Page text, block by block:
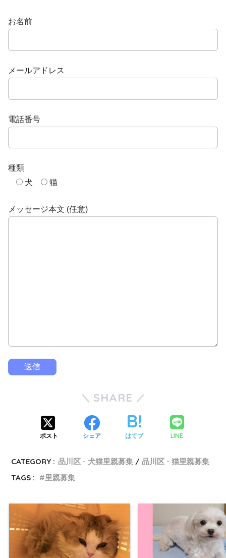
お名前
メールアドレス
電話番号
種類
犬
猫
メッセージ本文 (任意)
SHARE
ポスト シェア はてブ LINE
CATEGORY : 品川区 - 犬猫里親募集
品川区 - 猫里親募集
TAGS :
里親募集